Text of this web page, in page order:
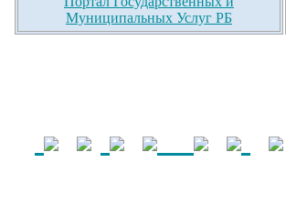
Муниципальных Услуг РБ